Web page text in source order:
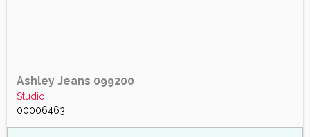
Ashley Jeans 099200
Studio
00006463